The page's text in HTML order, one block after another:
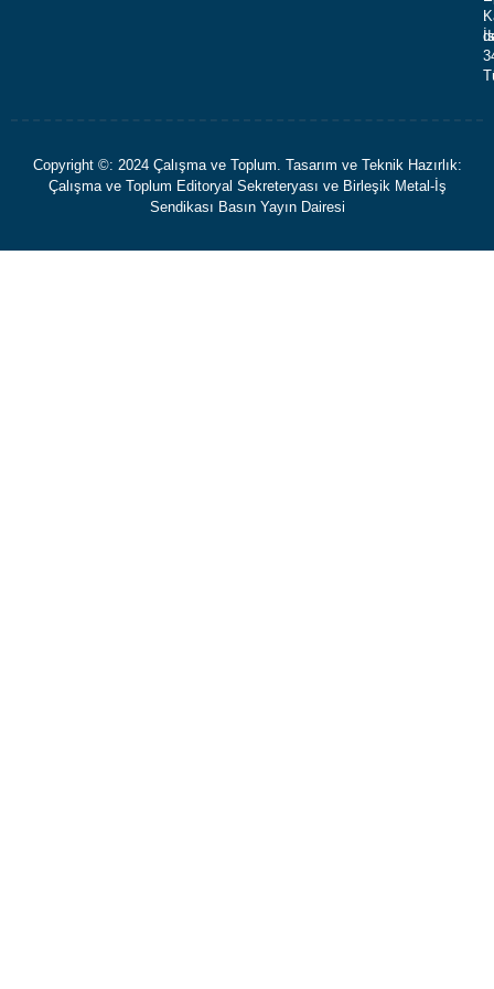
:
Copyright ©: 2024 Çalışma ve Toplum. Tasarım ve Teknik Hazırlık:
Çalışma ve Toplum Editoryal Sekreteryası ve Birleşik Metal-İş
Sendikası Basın Yayın Dairesi